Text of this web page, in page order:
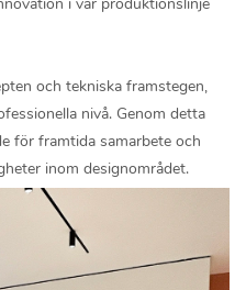
i vår produktionslinje
och tekniska framstegen,
nivå. Genom detta
för framtida samarbete och
inom designområdet.